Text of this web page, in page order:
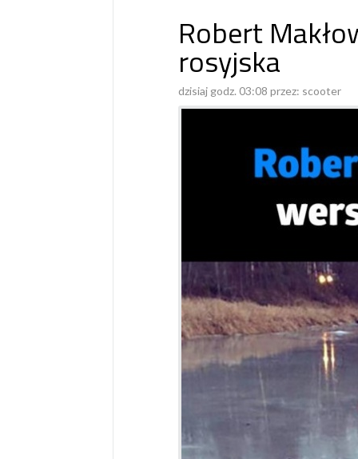
Robert
rosyjska
dzisiaj godz. 03:08 przez: scooter